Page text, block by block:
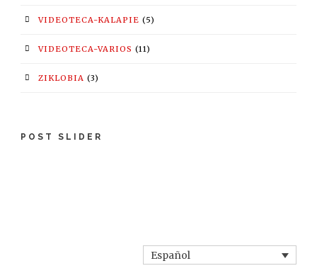
VIDEOTECA-KALAPIE (5)
VIDEOTECA-VARIOS (11)
ZIKLOBIA (3)
POST SLIDER
Español